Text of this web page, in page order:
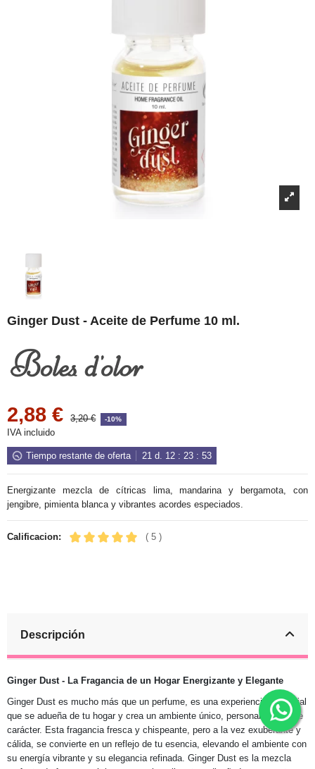
Ginger Dust - Aceite de Perfume 10 ml.
2,88 € 3,20 € -10%
IVA incluido
Tiempo restante de oferta 21 d. 12: 23: 53
Energizante mezcla de cítricas lima, mandarina y bergamota, con
jengibre, pimienta blanca y vibrantes acordes especiados.
Calificacion: ( 5 )
Descripción
Ginger Dust - La Fragancia de un Hogar Energizante y Elegante
Ginger Dust es mucho más que un perfume, es una experiencia sensorial
que se adueña de tu hogar y crea un ambiente único, personal y lleno de
carácter. Esta fragancia fresca y chispeante, pero a la vez exuberante y
cálida, se convierte en un reflejo de tu esencia, elevando el ambiente con
su energía vibrante y su elegancia refinada. Ginger Dust es la mezcla